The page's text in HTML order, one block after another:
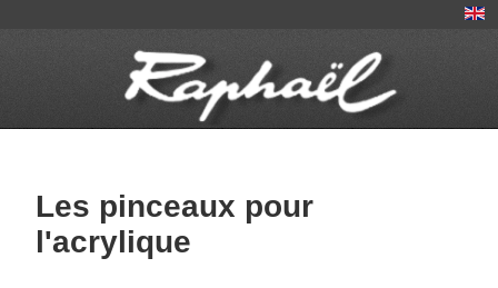
Les pinceaux pour
l'acrylique